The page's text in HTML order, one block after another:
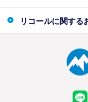
リコールに関する